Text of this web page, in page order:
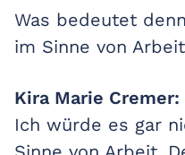
Was bedeutet
im Sinne von
Kira Marie Cremer:
Ich würde es gar